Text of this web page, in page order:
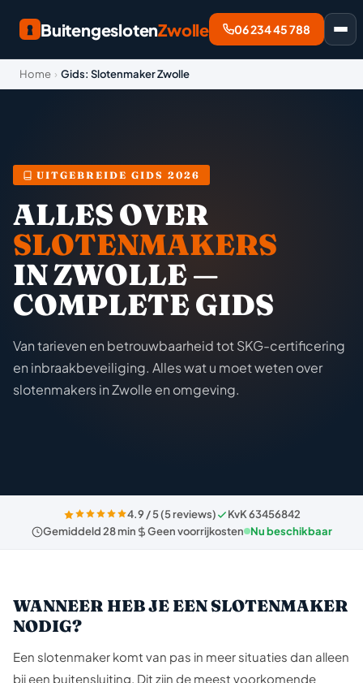
BuitengeslotenZwolle 06 234 45 788
Home › Gids: Slotenmaker Zwolle
UITGEBREIDE GIDS 2026
ALLES OVER
SLOTENMAKERS
IN ZWOLLE —
COMPLETE GIDS
Van tarieven en betrouwbaarheid tot SKG-certificering
en inbraakbeveiliging. Alles wat u moet weten over
slotenmakers in Zwolle en omgeving.
4.9 / 5 (5 reviews)
KvK 63456842
Gemiddeld 28 min
Geen voorrijkosten Nu beschikbaar
WANNEER HEB JE EEN SLOTENMAKER
NODIG?
Een slotenmaker komt van pas in meer situaties dan alleen
bij een buitensluiting. Dit zijn de meest voorkomende